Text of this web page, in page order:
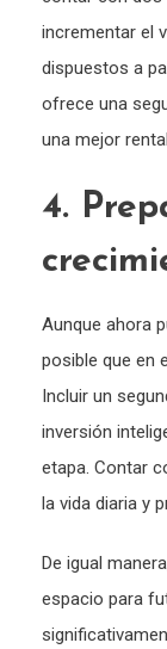
incrementar el
dispuestos a
ofrece una
una mejor
4.
Aunque ahora
posible que en
Incluir un
inversión
etapa. Contar
la vida diaria y
De igual
espacio para